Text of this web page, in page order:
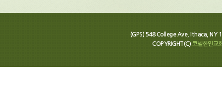
(GPS) 548 College Ave, Ithaca,
COPYRIGHT(C) 코넬한인교